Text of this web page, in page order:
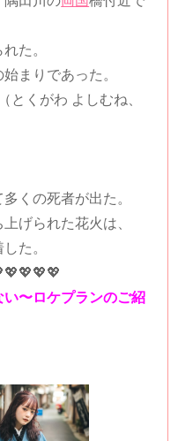
た。
まりであった。
とくがわ よしむね、
くの死者が出た。
げられた花火は、
た。
い〜ロケプランのご紹